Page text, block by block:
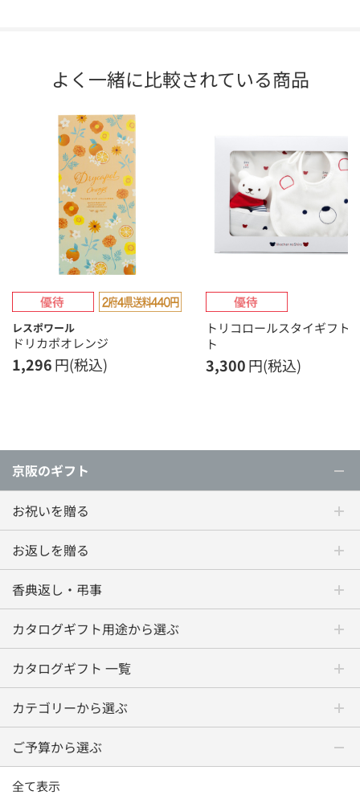
よく一緒に比較されている商品
レスポワール
ドリカポオレンジ
1,296円(税込)
トリコロールスタイギフト
ト
3,300円(税込)
京阪のギフト
お祝いを贈る
お返しを贈る
香典返し・弔事
カタログギフト用途から選ぶ
カタログギフト 一覧
カテゴリーから選ぶ
ご予算から選ぶ
全て表示